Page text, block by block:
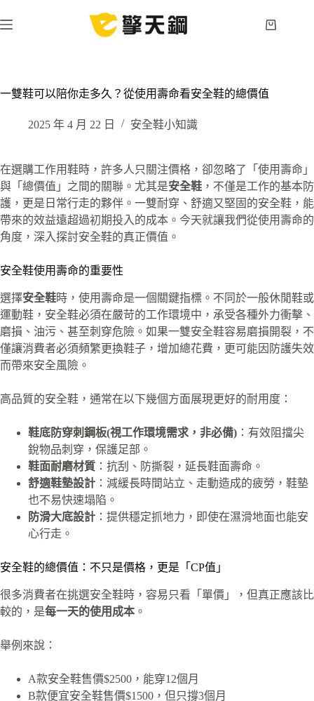
至
容
購
一雙鞋可以陪你走多久？從使用壽命看安全鞋的總價值
2025 年 4 月 22 日 安全鞋小知識
在選購工作用鞋時，許多人只關注價格，卻忽略了「使用壽命」
與「總價值」之間的關聯。尤其是安全鞋 ，不僅是工作的基本防
護，更是日常行走的夥伴。一雙耐穿、舒適又堅固的安全鞋，能
帶來的效益遠超過初期投入的成本。今天就讓我們從使用壽命的
角度，深入探討安全鞋的真正價值。
安全鞋使用壽命的重要性
選擇安全鞋時，使用壽命是一個關鍵指標。不同於一般休閒鞋或
運動鞋，安全鞋必須在嚴苛的工作環境中，承受各種外力衝擊、
磨損、油污、甚至刺穿危險。如果一雙安全鞋容易磨損開裂，不
僅讓消費者必須頻繁更換鞋子，增加總花費，更可能因防護失效
而帶來安全風險。
高品質的安全鞋，通常在以下幾個方面展現更好的耐用度：
鞋底防穿刺鋼板(視工作環境需求，非必備) ：有效阻擋尖
銳物品刺穿，保護足部。
鞋面耐磨材質 ：抗刮、防撕裂，延長鞋面壽命。
舒適鞋墊設計 ：減緩長時間站立、走動造成的疲勞，鞋墊
也不易快速塌陷。
防滑大底設計 ：提供穩定抓地力，即使在濕滑地面也能安
心行走。
安全鞋的總價值：不只是價格，更是「CP值」
很多消費者在挑選安全鞋時，容易只看「單價」，但真正應該比
較的，是每一天的使用成本 。
舉例來說：
A款安全鞋售價$2500，能穿12個月
B款便宜安全鞋售價$1500，但只撐3個月